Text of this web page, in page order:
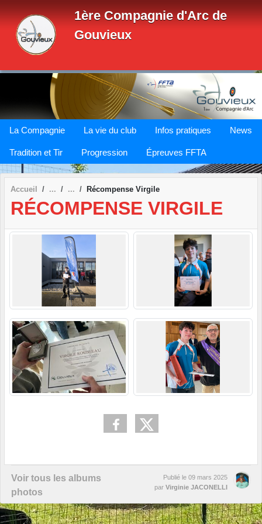
1ère Compagnie d'Arc de
Gouvieux
La Compagnie La vie du club Infos pratiques News
Tradition et Tir Progression Épreuves FFTA
Accueil Récompense Virgile
RÉCOMPENSE VIRGILE
Voir tous les albums
photos
Publié le 09 mars 2025
par Virginie JACONELLI